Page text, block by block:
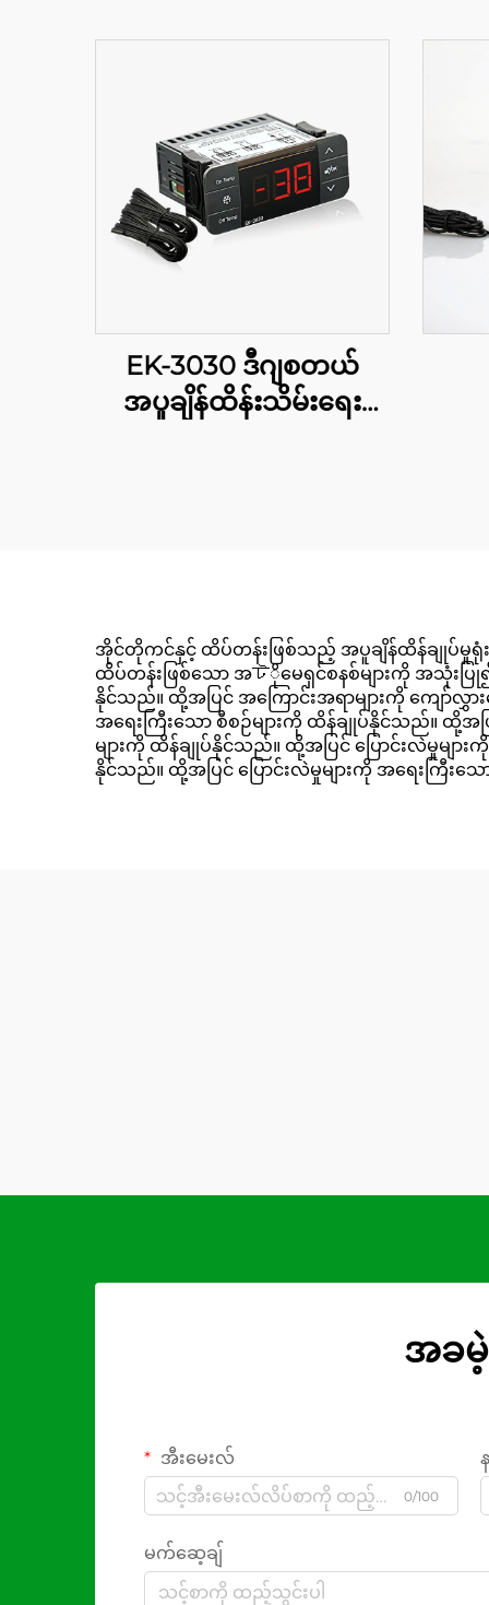
EK-3030 ဒီဂျစတယ်
အပူချိန်ထိန်းသိမ်းရေး
အိုင်တိုကင်နှင့် ထိပ်တန်းဖြစ်သည့် အပူချိန်ထိန်ချုပ်မှုရုံ
ထိပ်တန်းဖြစ်သော အটိုမေရှင်စနစ်များကို အသုံးပြု
နိုင်သည်။ ထို့အပြင် အကြောင်းအရာများကို ကျော်လွှ
အရေးကြီးသော စီစဉ်များကို ထိန်ချုပ်နိုင်သည်။ ထို့အပ
များကို ထိန်ချုပ်နိုင်သည်။ ထို့အပြင် ပြောင်းလဲမှုမျာ
နိုင်သည်။ ထို့အပြင် ပြောင်းလဲမှုများကို အရေးကြီးသ
အခ
အီးမေးလ်
0/100
မက်ဆေ့ချ်